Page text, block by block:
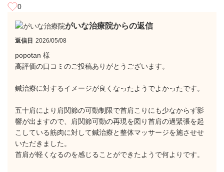
0
がいな治療院からの返信
返信日 2026/05/08
popotan 様
高評価の口コミのご投稿ありがとうございます。
鍼治療に対するイメージが良くなったようでよかったです。
五十肩により肩関節の可動制限で首肩こりにも少なからず影
響が出ますので、肩関節可動の再現を図り首肩の過緊張を起
こしている筋肉に対して鍼治療と整体マッサージを施させせ
いただきました。
首肩が軽くなるのを感じることができたようで何よりです。